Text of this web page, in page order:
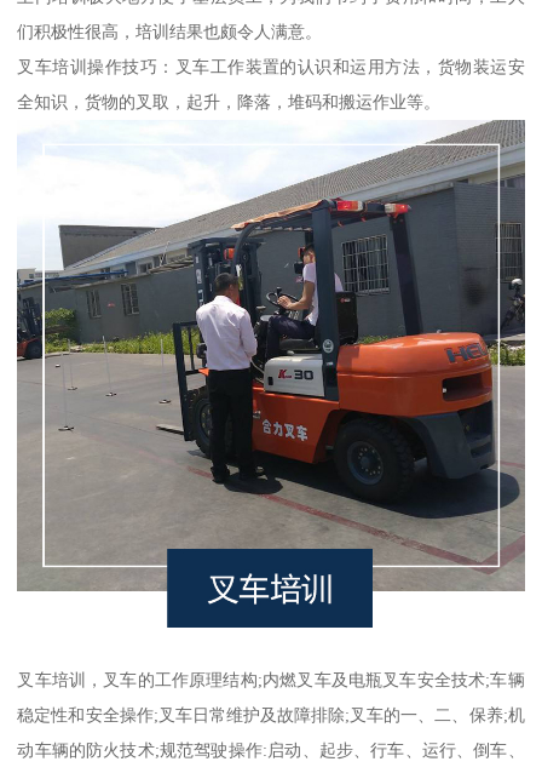
们积极性很高，培训结果也颇令人满意。
叉车培训操作技巧：叉车工作装置的认识和运用方法，货物装运安
全知识，货物的叉取，起升，降落，堆码和搬运作业等。
叉车培训，叉车的工作原理结构;内燃叉车及电瓶叉车安全技术;车辆
稳定性和安全操作;叉车日常维护及故障排除;叉车的一、二、保养;机
动车辆的防火技术;规范驾驶操作:启动、起步、行车、运行、倒车、